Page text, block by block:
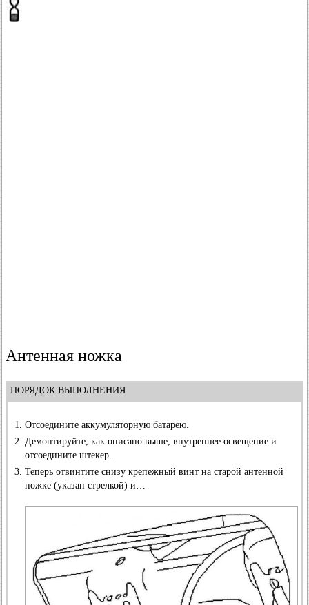
Антенная ножка
ПОРЯДОК ВЫПОЛНЕНИЯ
Отсоедините аккумуляторную батарею.
Демонтируйте, как описано выше, внутреннее освещение и
отсоедините штекер.
Теперь отвинтите снизу крепежный винт на старой антенной
ножке (указан стрелкой) и…